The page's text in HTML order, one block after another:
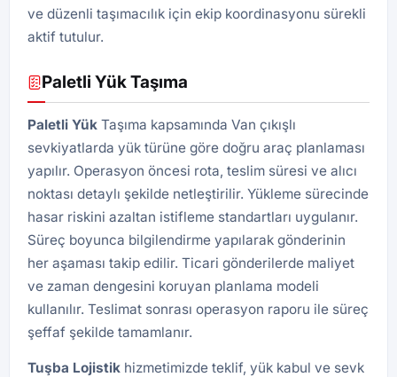
ve düzenli taşımacılık için ekip koordinasyonu sürekli
aktif tutulur.
Paletli Yük Taşıma
Paletli Yük Taşıma kapsamında Van çıkışlı
sevkiyatlarda yük türüne göre doğru araç planlaması
yapılır. Operasyon öncesi rota, teslim süresi ve alıcı
noktası detaylı şekilde netleştirilir. Yükleme sürecinde
hasar riskini azaltan istifleme standartları uygulanır.
Süreç boyunca bilgilendirme yapılarak gönderinin
her aşaması takip edilir. Ticari gönderilerde maliyet
ve zaman dengesini koruyan planlama modeli
kullanılır. Teslimat sonrası operasyon raporu ile süreç
şeffaf şekilde tamamlanır.
Tuşba Lojistik hizmetimizde teklif, yük kabul ve sevk